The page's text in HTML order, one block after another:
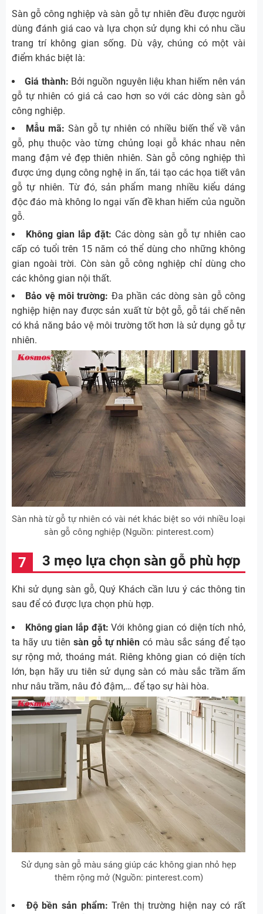
Sàn gỗ công nghiệp và sàn gỗ tự nhiên đều được người
dùng đánh giá cao và lựa chọn sử dụng khi có nhu cầu
trang trí không gian sống. Dù vậy, chúng có một vài
điểm khác biệt là:
Giá thành: Bởi nguồn nguyên liệu khan hiếm nên ván
gỗ tự nhiên có giá cả cao hơn so với các dòng sàn gỗ
công nghiệp.
Mẫu mã: Sàn gỗ tự nhiên có nhiều biến thể về vân
gỗ, phụ thuộc vào từng chủng loại gỗ khác nhau nên
mang đậm vẻ đẹp thiên nhiên. Sàn gỗ công nghiệp thì
được ứng dụng công nghệ in ấn, tái tạo các họa tiết vân
gỗ tự nhiên. Từ đó, sản phẩm mang nhiều kiểu dáng
độc đáo mà không lo ngại vấn đề khan hiếm của nguồn
gỗ.
Không gian lắp đặt: Các dòng sàn gỗ tự nhiên cao
cấp có tuổi trên 15 năm có thể dùng cho những không
gian ngoài trời. Còn sàn gỗ công nghiệp chỉ dùng cho
các không gian nội thất.
Bảo vệ môi trường: Đa phần các dòng sàn gỗ công
nghiệp hiện nay được sản xuất từ bột gỗ, gỗ tái chế nên
có khả năng bảo vệ môi trường tốt hơn là sử dụng gỗ tự
nhiên.
Sàn nhà từ gỗ tự nhiên có vài nét khác biệt so với nhiều loại
sàn gỗ công nghiệp (Nguồn: pinterest.com)
3 mẹo lựa chọn sàn gỗ phù hợp
Khi sử dụng sàn gỗ, Quý Khách cần lưu ý các thông tin
sau để có được lựa chọn phù hợp.
Không gian lắp đặt: Với không gian có diện tích nhỏ,
ta hãy ưu tiên sàn gỗ tự nhiên có màu sắc sáng để tạo
sự rộng mở, thoáng mát. Riêng không gian có diện tích
lớn, bạn hãy ưu tiên sử dụng sàn có màu sắc trầm ấm
như nâu trầm, nâu đỏ đậm,… để tạo sự hài hòa.
Sử dụng sàn gỗ màu sáng giúp các không gian nhỏ hẹp
thêm rộng mở (Nguồn: pinterest.com)
Độ bền sản phẩm: Trên thị trường hiện nay có rất